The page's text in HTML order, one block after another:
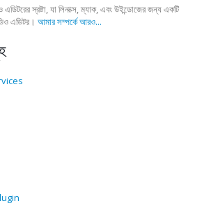
স্রষ্টা, যা লিনাক্স, ম্যাক, এবং উইন্ডোজের জন্য একটি
এডিটর। আমার সম্পর্কে আরও...